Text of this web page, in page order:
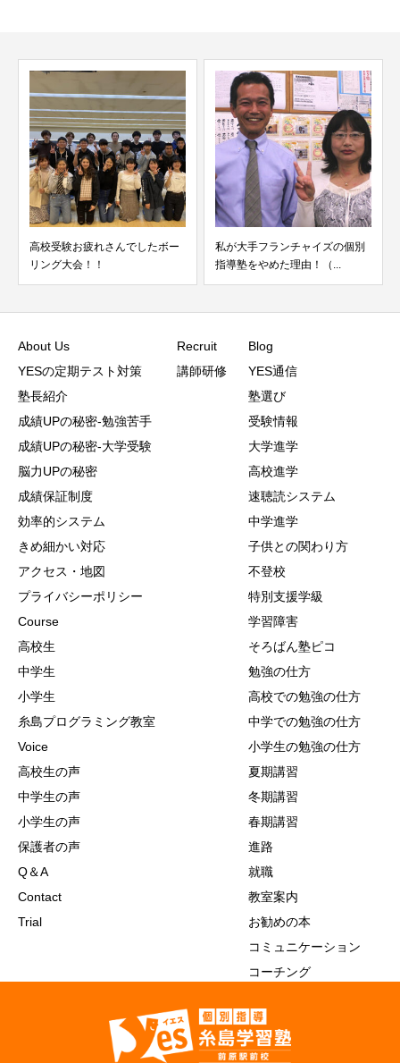
高校受験お疲れさんでしたボー
リング大会！！
私が大手フランチャイズの個別
指導塾をやめた理由！（...
About Us
YESの定期テスト対策
塾長紹介
成績UPの秘密-勉強苦手
成績UPの秘密-大学受験
脳力UPの秘密
成績保証制度
効率的システム
きめ細かい対応
アクセス・地図
プライバシーポリシー
Course
高校生
中学生
小学生
糸島プログラミング教室
Voice
高校生の声
中学生の声
小学生の声
保護者の声
Q＆A
Contact
Trial
Recruit
講師研修
Blog
YES通信
塾選び
受験情報
大学進学
高校進学
速聴読システム
中学進学
子供との関わり方
不登校
特別支援学級
学習障害
そろばん塾ピコ
勉強の仕方
高校での勉強の仕方
中学での勉強の仕方
小学生の勉強の仕方
夏期講習
冬期講習
春期講習
進路
就職
教室案内
お勧めの本
コミュニケーション
コーチング